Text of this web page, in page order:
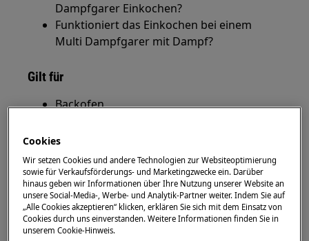
Dampfgarer Einkochen?
Funktioniert das Einkochen bei einem
Multi Dampfgarer mit Dampf?
Gilt für
Backofen
Standherde
Multi Dampfgarer
Lösung
Verwenden Sie zum Einkochen
handelsübliche Gläser gleicher Größe
Cookies
Wir setzen Cookies und andere Technologien zur Websiteoptimierung
sowie für Verkaufsförderungs- und Marketingzwecke ein. Darüber
hinaus geben wir Informationen über Ihre Nutzung unserer Website an
unsere Social-Media-, Werbe- und Analytik-Partner weiter. Indem Sie auf
„Alle Cookies akzeptieren“ klicken, erklären Sie sich mit dem Einsatz von
Cookies durch uns einverstanden. Weitere Informationen finden Sie in
unserem Cookie-Hinweis.